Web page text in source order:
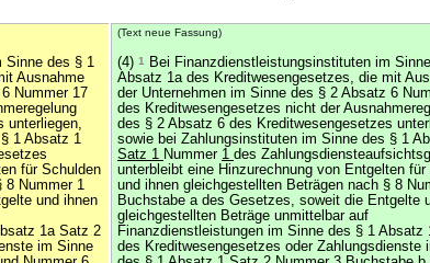
Sinne des § 1
Ausnahme
Nummer 17
unterliegen,
1 Absatz 1
für Schulden
8 Nummer 1
und ihnen
1a Satz 2
im Sinne
(Text neue Fassung)
(4) 1
Bei Finanzdienstleistungsinstituten im
Absatz 1a des Kreditwesengesetzes, die mit
der Unternehmen im Sinne des § 2 Absatz 6
des Kreditwesengesetzes nicht der
des § 2 Absatz 6 des Kreditwesengesetzes
sowie bei Zahlungsinstituten im Sinne des § 1
Satz 1 Nummer 1 des
unterbleibt eine Hinzurechnung von Entgelten für
und ihnen gleichgestellten Beträgen nach § 8
Buchstabe a des Gesetzes, soweit die Entgelte
gleichgestellten Beträge unmittelbar auf
Finanzdienstleistungen im Sinne des § 1 Absatz
des Kreditwesengesetzes oder Zahlungsdienste